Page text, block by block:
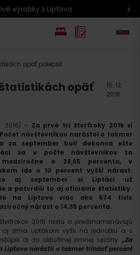
výrobky z Liptova
opäť polepšil
štatistikách opäť
15. 12.
2016
2016) – Za prvé tri štvrťroky 2016 si
návštevníkov narástol o takmer
za september boli dokonca ešte
sa v počte návštevníkov za
o 28,65 percenta, v
ide o 10 percent vyšší nárast.
aj september si Liptáci už
a potvrdili to aj oficiálne štatistiky.
na Liptove viac ako 574 tisíc
nárast o 14,35 percenta.
2016 rastú a predznamenávajú
aj zima Liptákom vyšli na jednotku a s
aj do aktuálnej zimnej sezóny. „Za
Liptove narástli o takmer trinásť percent